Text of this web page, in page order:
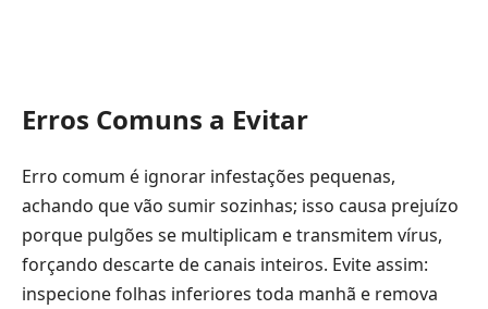
Erros Comuns a Evitar
Erro comum é ignorar infestações pequenas,
achando que vão sumir sozinhas; isso causa prejuízo
porque pulgões se multiplicam e transmitem vírus,
forçando descarte de canais inteiros. Evite assim:
inspecione folhas inferiores toda manhã e remova